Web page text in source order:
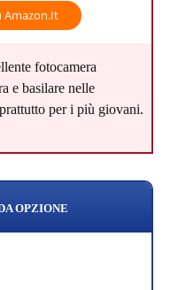
Amazon.it
fotocamera
e basilare nelle
per i più giovani.
OPZIONE